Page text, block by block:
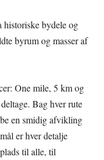
historiske bydele og
byrum og masser af
One mile, 5 km og
Bag hver rute
en smidig afvikling
er hver detalje
til alle, til